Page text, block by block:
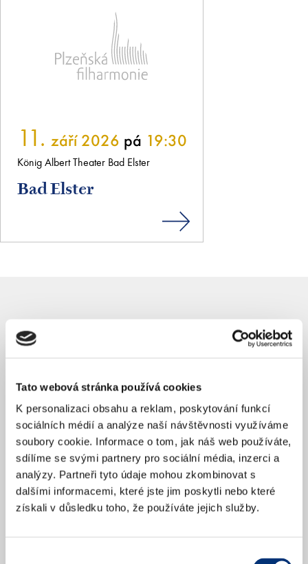
Tato webová stránka používá cookies
K personalizaci obsahu a reklam, poskytování funkcí
sociálních médií a analýze naší návštěvnosti využíváme
soubory cookie. Informace o tom, jak náš web používáte,
sdílíme se svými partnery pro sociální média, inzerci a
analýzy. Partneři tyto údaje mohou zkombinovat s
dalšími informacemi, které jste jim poskytli nebo které
získali v důsledku toho, že používáte jejich služby.
Bad Elster
11. září 2026 pá 19:30
König Albert Theater Bad Elster
Jdete na koncert poprvé?
Jak se vhodně obléct na koncert?